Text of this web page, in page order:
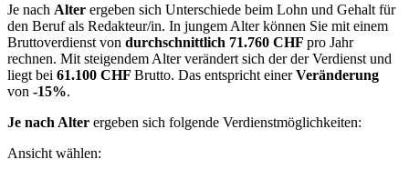
Je nach Alter ergeben sich Unterschiede beim Lohn und Gehalt für
den Beruf als Redakteur/in. In jungem Alter können Sie mit einem
Bruttoverdienst von durchschnittlich 71.760 CHF pro Jahr
rechnen. Mit steigendem Alter verändert sich der der Verdienst und
liegt bei 61.100 CHF Brutto. Das entspricht einerVeränderung
von -15%.
Je nach Alter ergeben sich folgende Verdienstmöglichkeiten:
Ansicht wählen: